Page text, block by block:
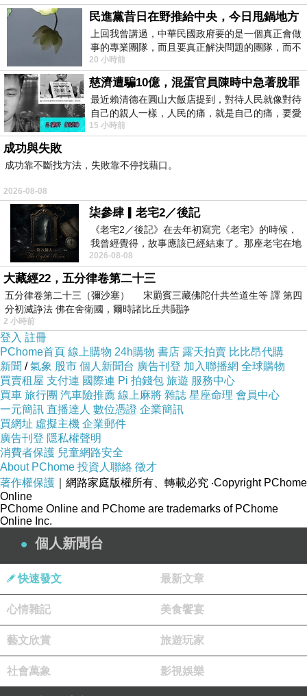
民進黨昔日在野推給中央，今日甩鍋地方
上回我曾講過，中華民國政府要的是一個真正會做
事的專業團隊，而且要真正解決問題的團隊，而不
是只會到處甩鍋的雙標團隊，最近民進黨
20 小時前
慈濟遭騙10億，混蛋官員陳時中急著脫罪
最近賴清德在圓山大飯店提到，對待人民就像對待
自己的親人一樣，人民的痛，就是自己的痛，要愛
民如親，說的這麼好聽，實際上根本沒做
15 小時前
成功與失敗
成功靠不斷找方法，失敗靠不停找藉口。
2026-08-08
柒參肆▎老宅2／後記
《老宅2／後記》在去年初寫完《老宅》的時候，
我曾經覺得，故事應該已經結束了。那座老宅在地
震中倒塌，七個人終於離開那片黑暗，
2026-08-08
大藏經22，五分律卷第二十三
五分律卷第二十三（彌沙塞） 宋罽賓三藏佛陀什共竺道生等 譯 第四
分初滅諍法 佛在舍衛國，爾時諸比丘共鬪諍
2 小時前
登入 註冊
PChome首頁 線上購物 24h購物 書店 露天拍賣 比比昂代購
新聞 /氣象 股市 個人新聞台 廣告刊登 加入聯播網 全球購物
買賣租屋 支付連 國際連 Pi 拍錢包 旅遊 服務中心
買車 旅行團 汽車險推薦 線上麻將 雜誌 星座命理 會員中心
一元簡訊 直播達人 數位憑證 企業簡訊
買網址 虛擬主機 企業郵件
廣告刊登 隱私權聲明
消費者保護 兒童網路安全
About PChome 投資人聯絡 徵才
著作權保護 ｜網路家庭版權所有、轉載必究 ‧Copyright PChome
Online
PChome Online and PChome are trademarks of PChome
Online Inc.
個人新聞台
快速發文 最新文章
心情雜記 美食饗宴
藝文欣賞 旅遊玩家
社會萬象 影視娛樂